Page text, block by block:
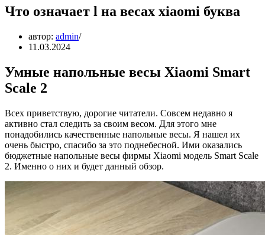
Что означает l на весах xiaomi буква
автор: admin
11.03.2024
Умные напольные весы Xiaomi Smart
Scale 2
Всех приветствую, дорогие читатели. Совсем недавно я
активно стал следить за своим весом. Для этого мне
понадобились качественные напольные весы. Я нашел их
очень быстро, спасибо за это поднебесной. Ими оказались
бюджетные напольные весы фирмы Xiaomi модель Smart Scale
2. Именно о них и будет данный обзор.